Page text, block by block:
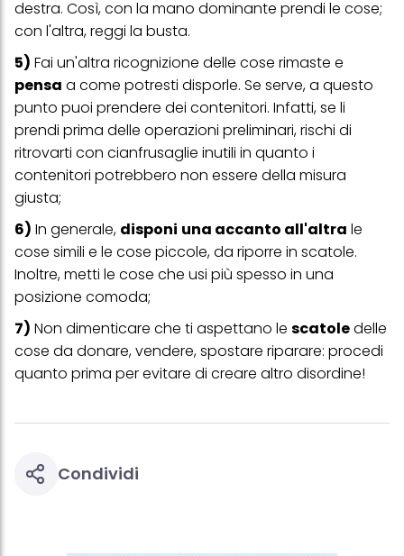
destra. Così, con la mano dominante prendi le cose;
con l'altra, reggi la busta.
5) Fai un'altra ricognizione delle cose rimaste e
pensa a come potresti disporle. Se serve, a questo
punto puoi prendere dei contenitori. Infatti, se li
prendi prima delle operazioni preliminari, rischi di
ritrovarti con cianfrusaglie inutili in quanto i
contenitori potrebbero non essere della misura
giusta;
6) In generale, disponi una accanto all'altra le
cose simili e le cose piccole, da riporre in scatole.
Inoltre, metti le cose che usi più spesso in una
posizione comoda;
7) Non dimenticare che ti aspettano le scatoledelle
cose da donare, vendere, spostare riparare: procedi
quanto prima per evitare di creare altro disordine!
Condividi
profili per scopi di marketing personalizzato, in particolare per
visualizzare annunci pubblicitari che potrebbero interessarti
web e altri media (di terzi) tramite i dispositivi assegnati a te o
alla tua famiglia, nonché per misurare e ottimizzare il successo
delle campagne pubblicitarie.
Puoi trovare maggiori informazioni sul trattamento dei tuoi dati
nella nostra Informativa sulla protezione dei dati collegata nel piè
di pagina (Sezione "Cookie, Pixel, Impronte digitali e tecnologie
simili"). Puoi revocare il tuo consenso in qualsiasi momento con
effetto per il futuro disabilitando i cookie sul nostro sito web nella
sezione "Impostazioni cookie" collegata nel piè di pagina. Per
particolare sul loro periodo di conservazione, consultare le
informazioni dettagliate su ciascun cookie disponibili facendo
clic su "modifica" di seguito".
Se fai clic su "Modifica" potrai trovare maggiori informazioni sul
trattamento dei tuoi dati / sull'uso dei cookie e consentirli per uno o
più degli scopi sopra menzionati. Cliccando su "Accetta tutto",
acconsenti all'uso dei cookie e al trattamento dei tuoi dati
personali per tutte le finalità sopra indicate. Se fai clic su "Rifiuta",
verranno utilizzati solo i cookie tecnicamente necessari per fornirti
questo sito web.